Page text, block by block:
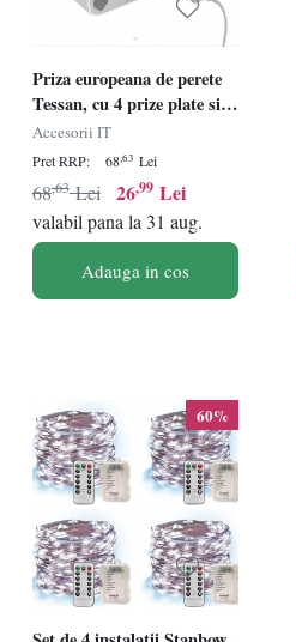
Priza europeana de perete
Tessan, cu 4 prize plate si 2
porturi USB, ABS, alb,
12,3 x 5,5 x 7,8 cm
Accesorii IT
Pret RRP: 68,63 Lei
26,99 Lei
68,63 Lei
valabil pana la 31 aug.
Adauga in cos
60%